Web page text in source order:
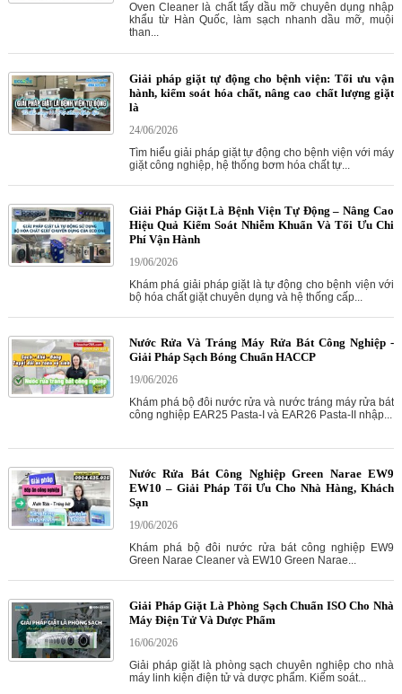
Oven Cleaner là chất tẩy dầu mỡ chuyên dụng nhập
khẩu từ Hàn Quốc, làm sạch nhanh dầu mỡ, muội
than...
Giải pháp giặt tự động cho bệnh viện: Tối ưu vận
hành, kiểm soát hóa chất, nâng cao chất lượng giặt
là
24/06/2026
Tìm hiểu giải pháp giặt tự động cho bệnh viện với máy
giặt công nghiệp, hệ thống bơm hóa chất tự...
Giải Pháp Giặt Là Bệnh Viện Tự Động – Nâng Cao
Hiệu Quả Kiểm Soát Nhiễm Khuẩn Và Tối Ưu Chi
Phí Vận Hành
19/06/2026
Khám phá giải pháp giặt là tự động cho bệnh viện với
bộ hóa chất giặt chuyên dụng và hệ thống cấp...
Nước Rửa Và Tráng Máy Rửa Bát Công Nghiệp -
Giải Pháp Sạch Bóng Chuẩn HACCP
19/06/2026
Khám phá bộ đôi nước rửa và nước tráng máy rửa bát
công nghiệp EAR25 Pasta-I và EAR26 Pasta-II nhập...
Nước Rửa Bát Công Nghiệp Green Narae EW9
EW10 – Giải Pháp Tối Ưu Cho Nhà Hàng, Khách
Sạn
19/06/2026
Khám phá bộ đôi nước rửa bát công nghiệp EW9
Green Narae Cleaner và EW10 Green Narae...
Giải Pháp Giặt Là Phòng Sạch Chuẩn ISO Cho Nhà
Máy Điện Tử Và Dược Phẩm
16/06/2026
Giải pháp giặt là phòng sạch chuyên nghiệp cho nhà
máy linh kiện điện tử và dược phẩm. Kiểm soát...